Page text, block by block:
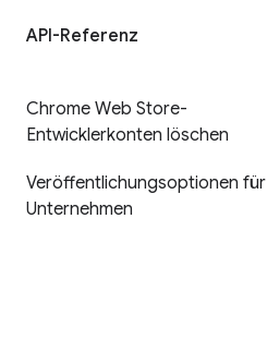
API-Referenz
Chrome Web Store-
Entwicklerkonten löschen
Veröffentlichungsoptionen für
Unternehmen